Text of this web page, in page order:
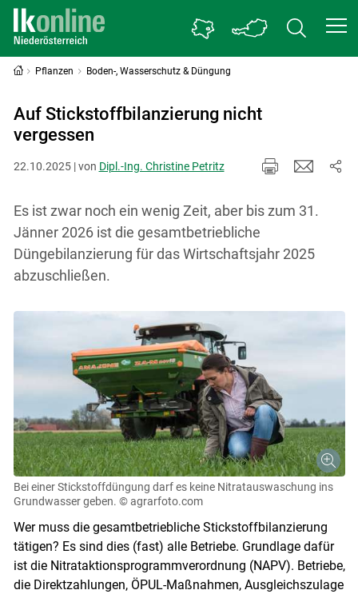
Pflanzen Boden-, Wasserschutz & Düngung
Auf Stickstoffbilanzierung nicht
vergessen
22.10.2025 | von Dipl.-Ing. Christine Petritz
Es ist zwar noch ein wenig Zeit, aber bis zum 31.
Jänner 2026 ist die gesamtbetriebliche
Düngebilanzierung für das Wirtschaftsjahr 2025
abzuschließen.
Bei einer Stickstoffdüngung darf es keine Nitratauswaschung ins
Grundwasser geben. © agrarfoto.com
Wer muss die gesamtbetriebliche Stickstoffbilanzierung
tätigen? Es sind dies (fast) alle Betriebe. Grundlage dafür
ist die Nitrataktionsprogrammverordnung (NAPV). Betriebe,
die Direktzahlungen, ÖPUL-Maßnahmen, Ausgleichszulage